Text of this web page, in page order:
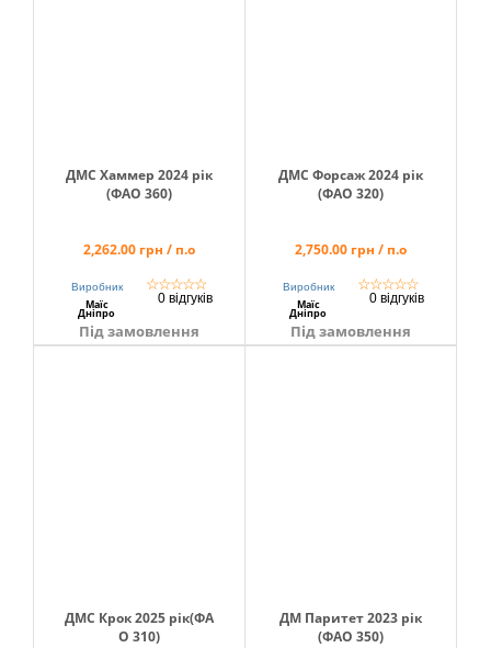
733 0
+38 (093) 733
733 0
info@hectare.ua
ДМС Хаммер 2024 рік
(ФАО 360)
2,262.00 грн / п.о
Виробник
Маїс
Дніпро
☆☆☆☆☆
0 відгуків
Під замовлення
ДМС Форсаж 2024 рік
(ФАО 320)
2,750.00 грн / п.о
Виробник
Маїс
Дніпро
☆☆☆☆☆
0 відгуків
Під замовлення
ДМС Крок 2025 рік(ФА
О 310)
ДМ Паритет 2023 рік
(ФАО 350)